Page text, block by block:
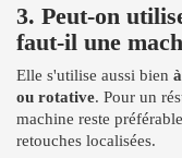
3. Peut-on
faut-il une
Elle s'utilise aussi bien
ou rotative. Pour un
machine reste
retouches localisées.